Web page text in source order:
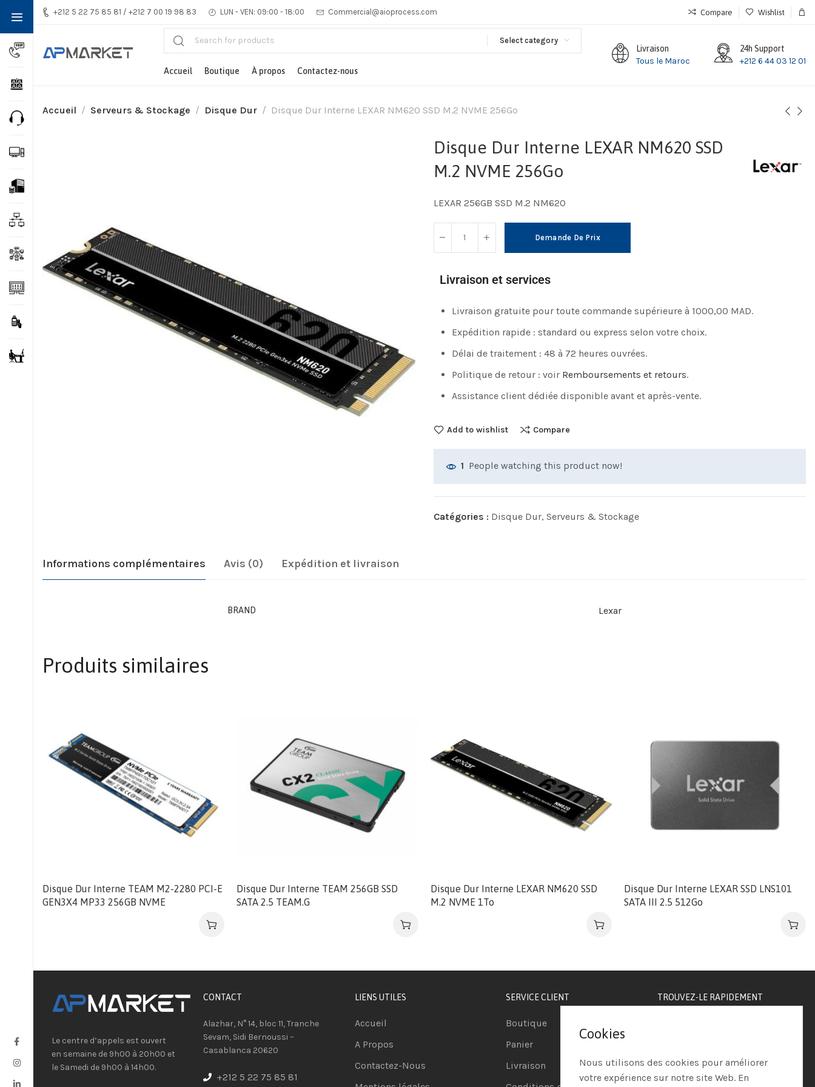
+212 5 22 75 85 81 / +212 7 00 19 98 83 LUN - VEN: 09:00 - 18:00 Commercial@aioprocess.com Compare Wishlist
Select category
Accueil Boutique À propos Contactez-nous
Livraison
Tous le Maroc
24h Support
+212 6 44 03 12 01
Accueil Serveurs & Stockage Disque Dur Disque Dur Interne LEXAR NM620 SSD M.2 NVME 256Go
Disque Dur Interne LEXAR NM620 SSD
M.2 NVME 256Go
LEXAR 256GB SSD M.2 NM620
Demande De Prix
Livraison et services
Livraison gratuite pour toute commande supérieure à 1000,00 MAD.
Expédition rapide : standard ou express selon votre choix.
Délai de traitement : 48 à 72 heures ouvrées.
Politique de retour : voir Remboursements et retours.
Assistance client dédiée disponible avant et après-vente.
Add to wishlist Compare
1 People watching this product now!
Catégories : Disque Dur, Serveurs & Stockage
Informations complémentaires Avis (0) Expédition et livraison
BRAND Lexar
Produits similaires
Disque Dur Interne TEAM M2-2280 PCI-E
GEN3X4 MP33 256GB NVME
Disque Dur Interne TEAM 256GB SSD
SATA 2.5 TEAM.G
Disque Dur Interne LEXAR NM620 SSD
M.2 NVME 1To
Disque Dur Interne LEXAR SSD LNS101
SATA III 2.5 512Go
Le centre d’appels est ouvert
en semaine de 9h00 à 20h00 et
le Samedi de 9h00 à 14h00.
CONTACT​
Alazhar, N° 14, bloc 11, Tranche
Sevam, Sidi Bernoussi –
Casablanca 20620
+212 5 22 75 85 81
LIENS UTILES
Accueil
A Propos
Contactez-Nous
SERVICE CLIENT
Boutique
Panier
Livraison
TROUVEZ-LE RAPIDEMENT
Casques
Cookies
Nous utilisons des cookies pour améliorer
votre expérience sur notre site Web. En